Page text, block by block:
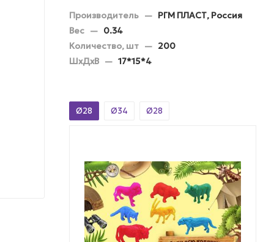
Производитель — РГМ ПЛАСТ, Россия
Вес — 0.34
Количество, шт — 200
ШхДхВ — 17*15*4
Ø28 Ø34 Ø28